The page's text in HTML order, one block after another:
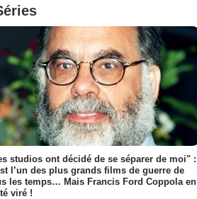
studios ont décidé de se séparer de moi" :
l’un des plus grands films de guerre de
les temps… Mais Francis Ford Coppola en
viré !